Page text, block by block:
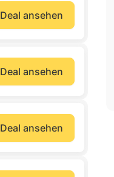
Deal ansehen
Deal ansehen
Deal ansehen